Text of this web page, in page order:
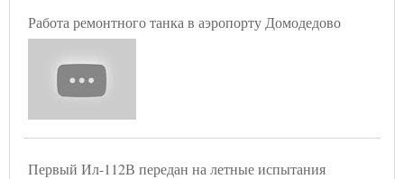
Работа ремонтного танка в аэропорту Домодедово
Первый Ил-112В передан на летные испытания